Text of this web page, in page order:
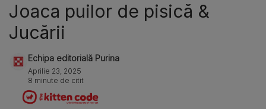
Joaca puilor de pisică &
Jucării
Echipa editorială Purina
Aprilie 23, 2025
8 minute de citit